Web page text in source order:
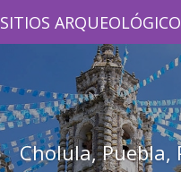
SITIOS
Cholula, Puebla,